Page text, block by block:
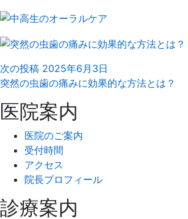
次の投稿 2025年6月3日
突然の虫歯の痛みに効果的な方法とは？
医院案内
医院のご案内
受付時間
アクセス
院長プロフィール
診療案内